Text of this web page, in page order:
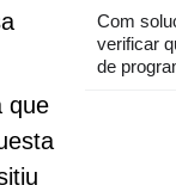
que
Com
verificar
de